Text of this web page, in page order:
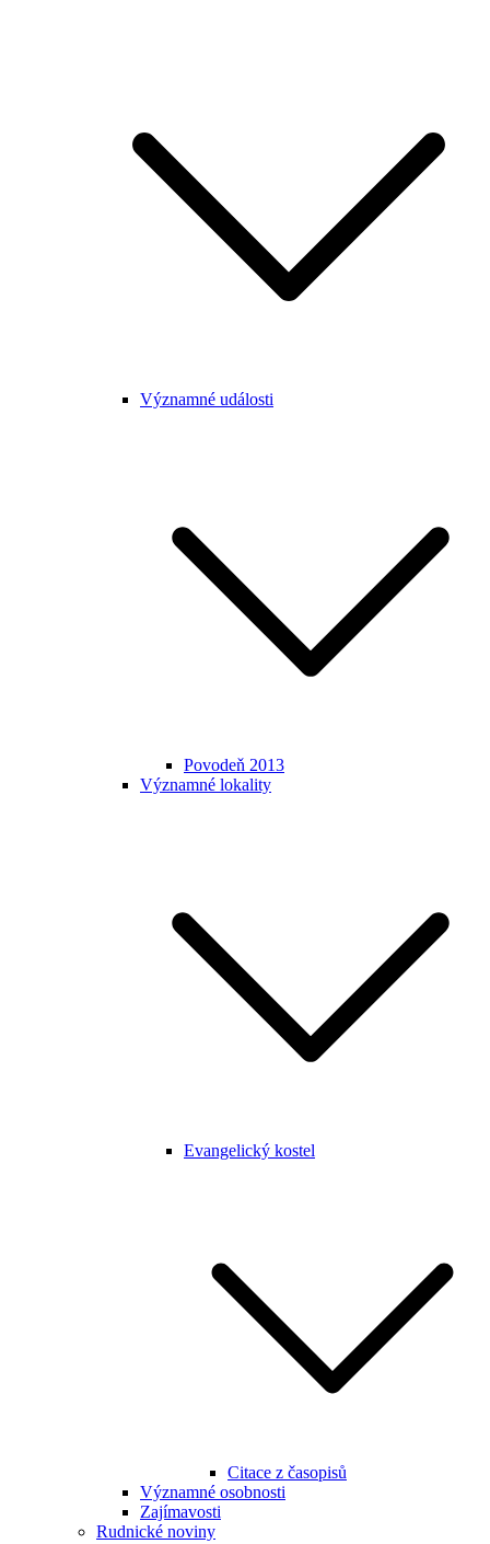
Významné události
Povodeň 2013
Významné lokality
Evangelický kostel
Citace z časopisů
Významné osobnosti
Zajímavosti
Rudnické noviny